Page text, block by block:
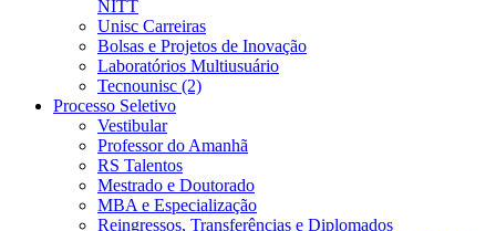
NITT
Unisc Carreiras
Bolsas e Projetos de Inovação
Laboratórios Multiusuário
Tecnounisc (2)
Processo Seletivo
Vestibular
Professor do Amanhã
RS Talentos
Mestrado e Doutorado
MBA e Especialização
Reingressos, Transferências e Diplomados